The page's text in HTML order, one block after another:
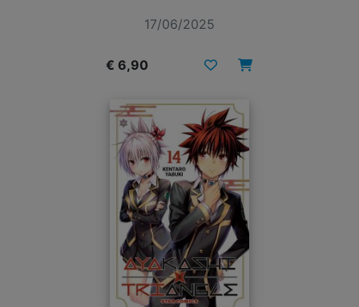
17/06/2025
€ 6,90